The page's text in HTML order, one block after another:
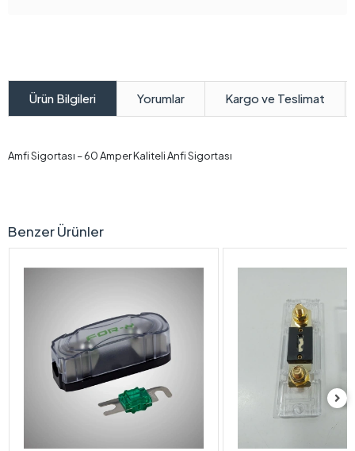
Ürün Bilgileri Yorumlar Kargo ve Teslimat
Amfi Sigortası – 60 Amper Kaliteli Anfi Sigortası
Benzer Ürünler